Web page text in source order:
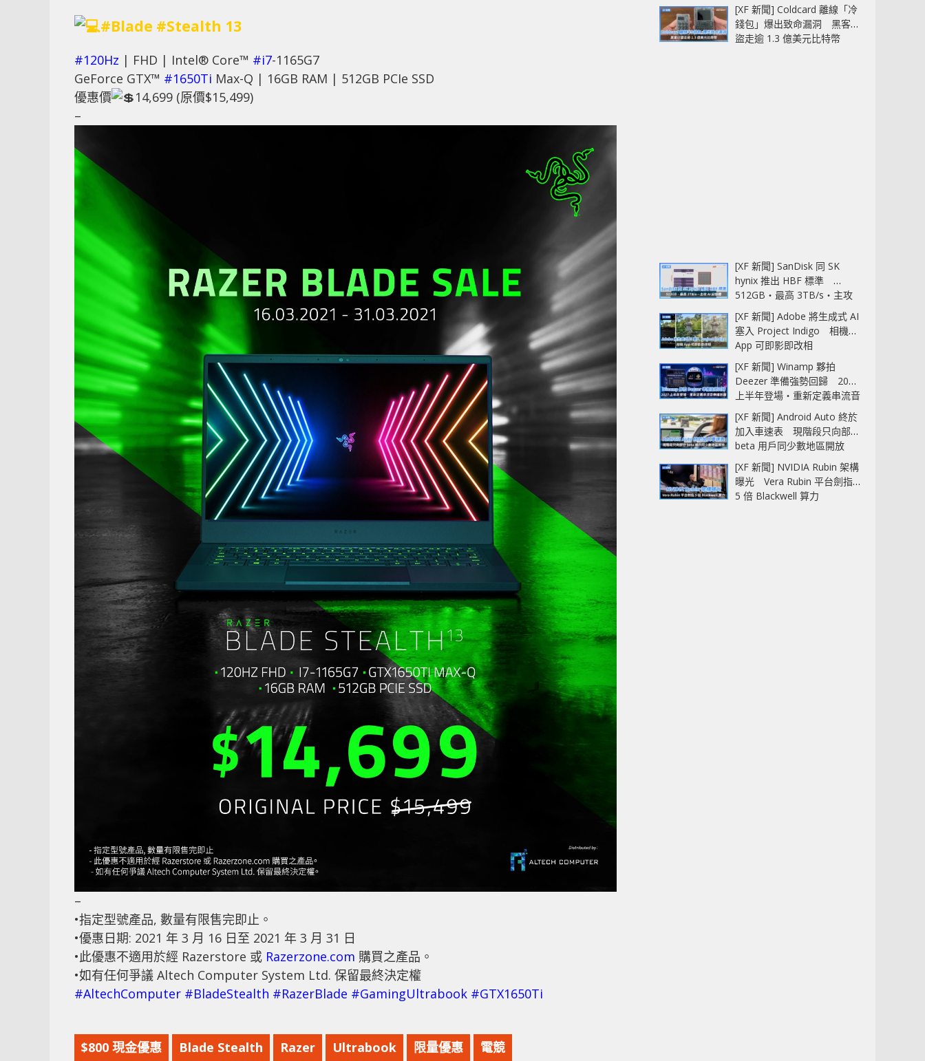
#Blade #Stealth 13
#120Hz | FHD | Intel® Core™ #i7-1165G7
GeForce GTX™ #1650Ti Max-Q | 16GB RAM | 512GB PCIe SSD
優惠價
14,699 (原價$15,499)
–
–
•指定型號產品, 數量有限售完即止。
•優惠日期: 2021 年 3 月 16 日至 2021 年 3 月 31 日
•此優惠不適用於經 Razerstore 或 Razerzone.com 購買之產品。
•如有任何爭議 Altech Computer System Ltd. 保留最終決定權
#AltechComputer #BladeStealth #RazerBlade #GamingUltrabook #GTX1650Ti
$800 現金優惠 Blade Stealth Razer Ultrabook 限量優惠 電競
[XF 新聞] Coldcard 離線「冷
錢包」爆出致命漏洞 黑客已
盜走逾 1.3 億美元比特幣
[XF 新聞] SanDisk 同 SK
hynix 推出 HBF 標準
512GB‧最高 3TB/s‧主攻
AI 記憶體
[XF 新聞] Adobe 將生成式 AI
塞入 Project Indigo 相機
App 可即影即改相
[XF 新聞] Winamp 夥拍
Deezer 準備強勢回歸 2027
上半年登場‧重新定義串流音
樂播放器
[XF 新聞] Android Auto 終於
加入車速表 現階段只向部分
beta 用戶同少數地區開放
[XF 新聞] NVIDIA Rubin 架構
曝光 Vera Rubin 平台劍指
5 倍 Blackwell 算力